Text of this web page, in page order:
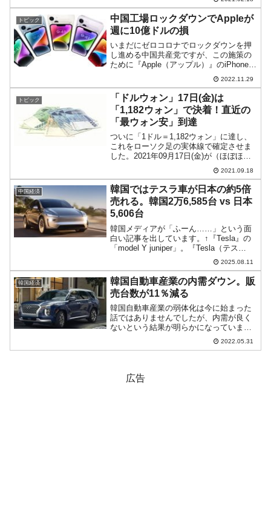
『Investing.com』より引用）。均衡して
動きません。わずか1.72ポイントだけ
陰...
トピック
中国工場ロックダウンでAppleが
週に10億ドルの損
いまだにゼロコロナでロックダウンを押
し進める中国共産党ですが、この施策の
ために『Apple（アップル）』のiPhone製
造が危機的状況になっています。iPhone
の製造は台湾の『鴻海』（Foxcon）が中
国の鄭州工場で生産を手掛けています
が...
2022.11.29
トピック
「ドルウォン」17日(金)は
「1,182ウォン」で決着！直近の
「最ウォン安」到達
ついに「1ドル＝1,182ウォン」に達し、
これをローソク足の実体線で確定させま
した。2021年09月17日(金)が（ほぼほ
ぼ）締まりました。2021年09月18日05：
59現在、ドルウォンチャートは以下のよ
うになっています（チャートは『In...
2021.09.18
中国経済
韓国ではテスラ車が日本の約5倍
売れる。韓国2万6,585台 vs 日本
5,606台
韓国メディアが「ふーん……」という面
白い記事を出しています。↑『Tesla』の
「model Y juniper」。『Tesla（テス
ラ）』の電気自動車は日本より韓国でよ
く売れている――というのです。『ソウ
ル経済』の記事から一部を以下に引き
ま...
2025.08.11
韓国経済
韓国自動車産業の内需ダウン。販
売台数が11％減る
韓国自動車産業の弱体化は今に始まった
話ではありませんでしたが、内需が良く
ないという結果が明らかになっていま
す。2022年05月16日、韓国の産業通商資
源部が2022年04月の自動車産業の動向を
2022.05.31
広告